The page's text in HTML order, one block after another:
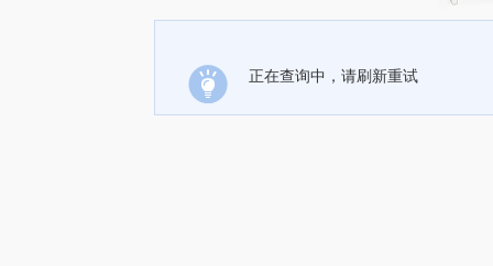
正在查询中，请刷新重试